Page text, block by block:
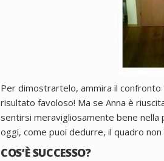
Per dimostrartelo, ammira il
risultato favoloso! Ma se Anna è
sentirsi meravigliosamente bene nella
oggi, come puoi dedurre, il quadro
COS’È SUCCESSO?